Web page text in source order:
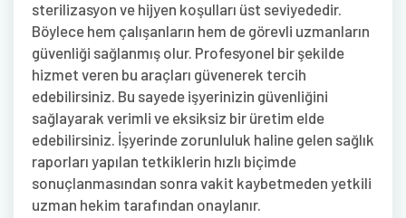
sterilizasyon ve hijyen koşulları üst seviyededir.
Böylece hem çalışanların hem de görevli uzmanların
güvenliği sağlanmış olur. Profesyonel bir şekilde
hizmet veren bu araçları güvenerek tercih
edebilirsiniz. Bu sayede işyerinizin güvenliğini
sağlayarak verimli ve eksiksiz bir üretim elde
edebilirsiniz. İşyerinde zorunluluk haline gelen sağlık
raporları yapılan tetkiklerin hızlı biçimde
sonuçlanmasından sonra vakit kaybetmeden yetkili
uzman hekim tarafından onaylanır.